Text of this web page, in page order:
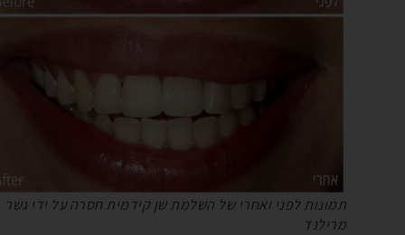
תמונות לפני ואחרי של השלמת שן קידמית חסרה על ידי גשר
מרילנד